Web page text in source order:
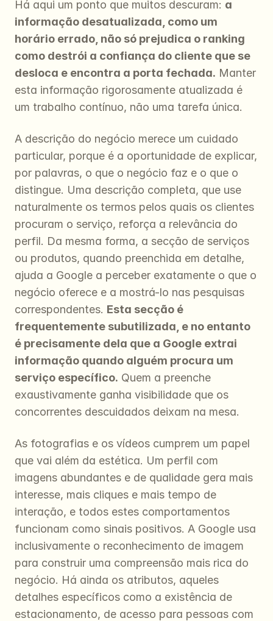
Há aqui um ponto que muitos descuram: a
informação desatualizada, como um
horário errado, não só prejudica o ranking
como destrói a confiança do cliente que se
desloca e encontra a porta fechada. Manter
esta informação rigorosamente atualizada é
um trabalho contínuo, não uma tarefa única.
A descrição do negócio merece um cuidado
particular, porque é a oportunidade de explicar,
por palavras, o que o negócio faz e o que o
distingue. Uma descrição completa, que use
naturalmente os termos pelos quais os clientes
procuram o serviço, reforça a relevância do
perfil. Da mesma forma, a secção de serviços
ou produtos, quando preenchida em detalhe,
ajuda a Google a perceber exatamente o que o
negócio oferece e a mostrá-lo nas pesquisas
correspondentes. Esta secção é
frequentemente subutilizada, e no entanto
é precisamente dela que a Google extrai
informação quando alguém procura um
serviço específico. Quem a preenche
exaustivamente ganha visibilidade que os
concorrentes descuidados deixam na mesa.
As fotografias e os vídeos cumprem um papel
que vai além da estética. Um perfil com
imagens abundantes e de qualidade gera mais
interesse, mais cliques e mais tempo de
interação, e todos estes comportamentos
funcionam como sinais positivos. A Google usa
inclusivamente o reconhecimento de imagem
para construir uma compreensão mais rica do
negócio. Há ainda os atributos, aqueles
detalhes específicos como a existência de
estacionamento, de acesso para pessoas com